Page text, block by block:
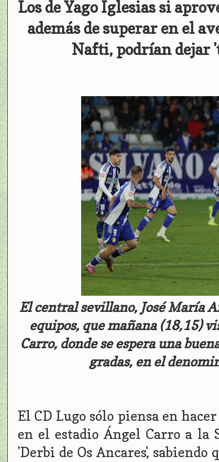
Los de Yago Iglesias si
además de superar en el
Nafti, podrían dejar
El central sevillano, José María
equipos, que mañana (18,15)
Carro, donde se espera una
gradas, en el
El CD Lugo sólo piensa en
en el estadio Ángel Carro a la
'Derbi de Os Ancares',